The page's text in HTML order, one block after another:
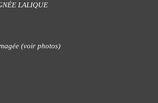
LALIQUE
(voir photos)